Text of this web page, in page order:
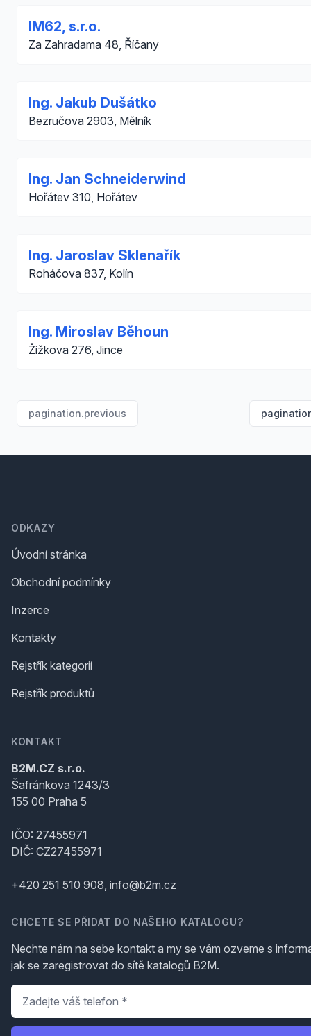
IM62, s.r.o.
Za Zahradama 48, Říčany
Ing. Jakub Dušátko
Bezručova 2903, Mělník
Ing. Jan Schneiderwind
Hořátev 310, Hořátev
Ing. Jaroslav Sklenařík
Roháčova 837, Kolín
Ing. Miroslav Běhoun
Žižkova 276, Jince
pagination.previous
ODKAZY
Úvodní stránka
Obchodní podmínky
Inzerce
Kontakty
Rejstřík kategorií
Rejstřík produktů
KONTAKT
B2M.CZ s.r.o.
Šafránkova 1243/3
155 00 Praha 5
IČO: 27455971
DIČ: CZ27455971
+420 251 510 908, info@b2m.cz
CHCETE SE PŘIDAT DO NAŠEHO KATALOGU?
Nechte nám na sebe kontakt a my se vám ozveme s
jak se zaregistrovat do sítě katalogů B2M.
Telefon